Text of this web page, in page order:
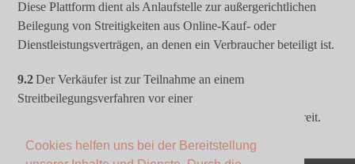
Cookies helfen uns bei der Bereitstellung
Diese Plattform dient als Anlaufstelle zur außergerichtlichen
Beilegung von Streitigkeiten aus Online-Kauf- oder
Dienstleistungsverträgen, an denen ein Verbraucher beteiligt ist.
9.2Der Verkäufer ist zur Teilnahme an einem
Streitbeilegungsverfahren vor einer
Verbraucherschlichtungsstelle weder verpflichtet noch bereit.